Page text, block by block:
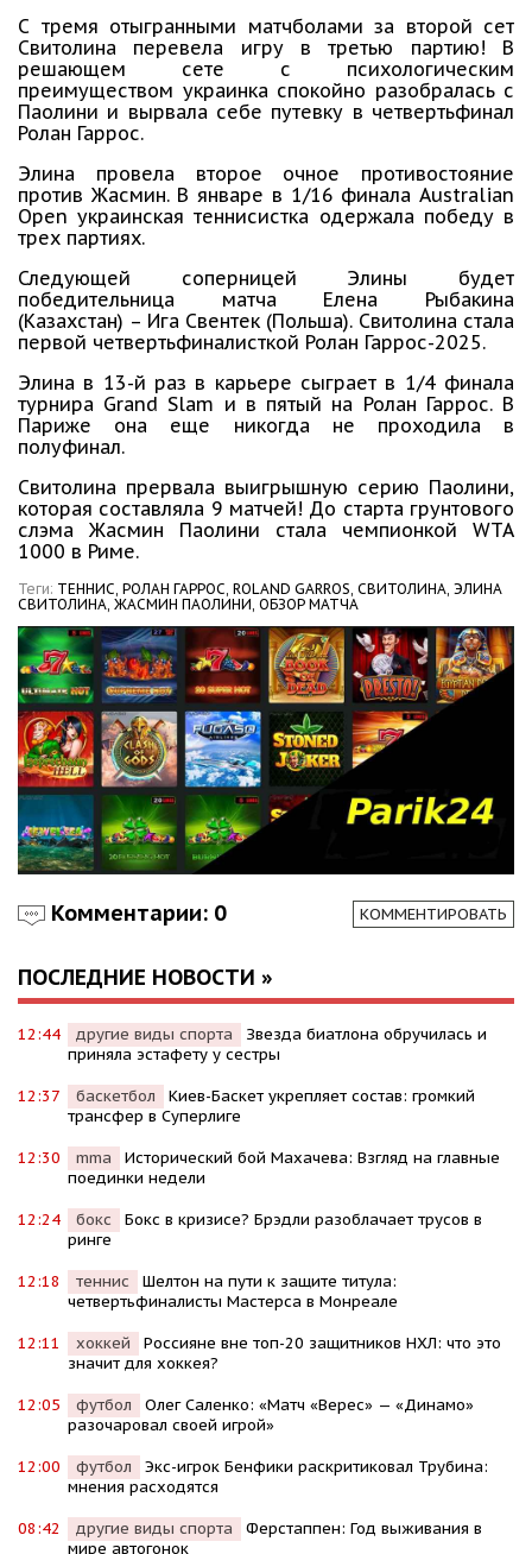
С тремя отыгранными матчболами за второй сет
Свитолина перевела игру в третью партию! В
решающем сете с психологическим
преимуществом украинка спокойно разобралась с
Паолини и вырвала себе путевку в четвертьфинал
Ролан Гаррос.
Элина провела второе очное противостояние
против Жасмин. В январе в 1/16 финала Australian
Open украинская теннисистка одержала победу в
трех партиях.
Следующей соперницей Элины будет
победительница матча Елена Рыбакина
(Казахстан) – Ига Свентек (Польша). Свитолина стала
первой четвертьфиналисткой Ролан Гаррос-2025.
Элина в 13-й раз в карьере сыграет в 1/4 финала
турнира Grand Slam и в пятый на Ролан Гаррос. В
Париже она еще никогда не проходила в
полуфинал.
Свитолина прервала выигрышную серию Паолини,
которая составляла 9 матчей! До старта грунтового
слэма Жасмин Паолини стала чемпионкой WTA
1000 в Риме.
Теги: ТЕННИС, РОЛАН ГАРРОС, ROLAND GARROS, СВИТОЛИНА, ЭЛИНА
СВИТОЛИНА, ЖАСМИН ПАОЛИНИ, ОБЗОР МАТЧА
Комментарии: 0 КОММЕНТИРОВАТЬ
ПОСЛЕДНИЕ НОВОСТИ »
12:44 другие виды спорта
Звезда биатлона обручилась и
приняла эстафету у сестры
12:37 баскетбол
Киев-Баскет укрепляет состав: громкий
трансфер в Суперлиге
12:30 mma
Исторический бой Махачева: Взгляд на главные
поединки недели
12:24 бокс
Бокс в кризисе? Брэдли разоблачает трусов в
ринге
12:18 теннис
Шелтон на пути к защите титула:
четвертьфиналисты Мастерса в Монреале
12:11 хоккей
Россияне вне топ-20 защитников НХЛ: что это
значит для хоккея?
12:05 футбол
Олег Саленко: «Матч «Верес» — «Динамо»
разочаровал своей игрой»
12:00 футбол
Экс-игрок Бенфики раскритиковал Трубина:
мнения расходятся
08:42 другие виды спорта
Ферстаппен: Год выживания в
мире автогонок